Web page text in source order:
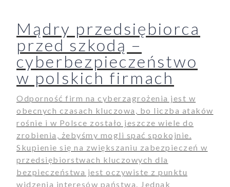
Mądry przedsiębiorca
przed szkodą –
cyberbezpieczeństwo
w polskich firmach
Odporność firm na cyberzagrożenia jest w
obecnych czasach kluczowa, bo liczba ataków
rośnie i w Polsce zostało jeszcze wiele do
zrobienia, żebyśmy mogli spać spokojnie.
Skupienie się na zwiększaniu zabezpieczeń w
przedsiębiorstwach kluczowych dla
bezpieczeństwa jest oczywiste z punktu
widzenia interesów państwa. Jednak